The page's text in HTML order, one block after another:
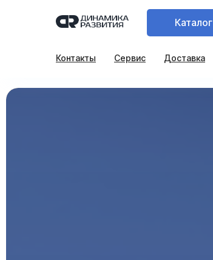
Каталог
Контакты Сервис Доставка